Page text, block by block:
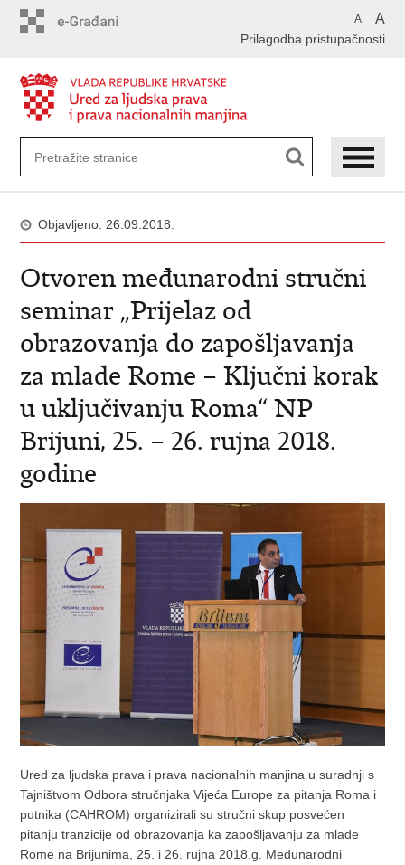
A A
Prilagodba pristupačnosti
Objavljeno: 26.09.2018.
Otvoren međunarodni stručni
seminar „Prijelaz od
obrazovanja do zapošljavanja
za mlade Rome – Ključni korak
u uključivanju Roma“ NP
Brijuni, 25. – 26. rujna 2018.
godine
Ured za ljudska prava i prava nacionalnih manjina u suradnji s
Tajništvom Odbora stručnjaka Vijeća Europe za pitanja Roma i
putnika (CAHROM) organizirali su stručni skup posvećen
pitanju tranzicije od obrazovanja ka zapošljavanju za mlade
Rome na Brijunima, 25. i 26. rujna 2018.g. Međunarodni